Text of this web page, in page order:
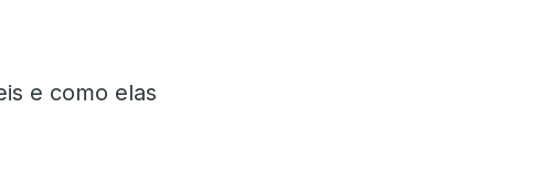
e como elas